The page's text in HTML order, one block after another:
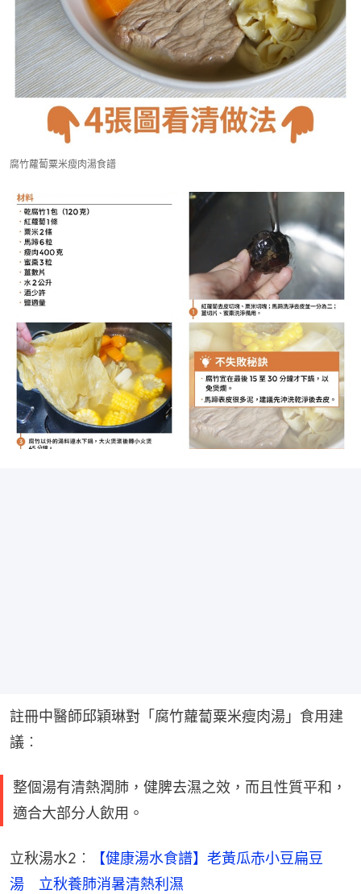
腐竹蘿蔔粟米瘦肉湯食譜
註冊中醫師邱穎琳對「腐竹蘿蔔粟米瘦肉湯」食用建
議︰
整個湯有清熱潤肺，健脾去濕之效，而且性質平和，
適合大部分人飲用。
立秋湯水2︰
【健康湯水食譜】老黃瓜赤小豆扁豆
湯　立秋養肺消暑清熱利濕